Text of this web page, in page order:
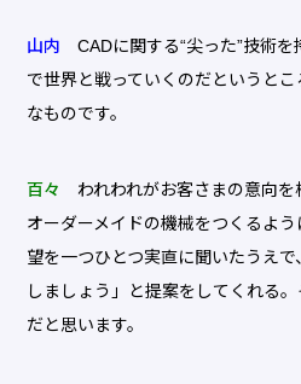
山内 CADに関する“尖った”技術
で世界と戦っていくのだというと
なものです。
百々
われわれがお客さまの意向を
オーダーメイドの機械をつくるよ
望を一つひとつ実直に聞いたうえ
しましょう」と提案をしてくれる
だと思います。